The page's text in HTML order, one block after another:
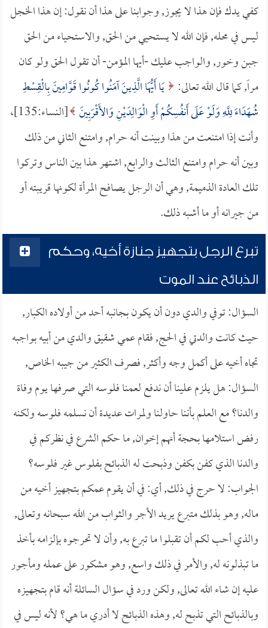
كفي يدك فإن هذا لا يجوز, وجوابنا على هذا أن نقول: إن هذا الخجل
ليس في محله, فإن الله لا يستحيي من الحق, والاستحياء من الحق
جبن وخور, والواجب عليك -أيها المؤمن- أن تقول الحق ولو كان
مراً, كما قال الله تعالى: يَا أَيُّهَا الَّذِينَ آمَنُوا كُونُوا قَوَّامِينَ بِالْقِسْطِ
شُهَدَاءَ لِلَّهِ وَلَوْ عَلَى أَنفُسِكُمْ أَوِ الْوَالِدَيْنِ وَالأَقْرَبِينَ
[النساء:135]،
وأنت إذا امتنعت من هذا وبينت أنه حرام, وامتنع الثاني من ذلك
وبين أنه حرام وامتنع الثالث والرابع, اشتهر هذا بين الناس وتركوا
تلك العادة الذميمة, وهي أن الرجل يصافح المرأة لكونها قريبته أو
من جيرانه أو ما أشبه ذلك.
تبرع الرجل بتجهيز جنازة أخيه، وحكم
الذبائح عند الموت
السؤال: توفي والدي دون أن يكون بجانبه أحد من أولاده الكبار,
حيث كانت والدتي في الحج, فقام عمي شقيق والدي من أبيه بواجبه
تجاه أخيه على أكمل وجه وأكثر, فصرف الكثير من جيبه الخاص,
السؤال: هل يلزم علينا أن ندفع لعمنا فلوسه التي صرفها يوم وفاة
والدنا؟ مع العلم بأننا حاولنا ولمرات عديدة أن نسلمه فلوسه ولكنه
رفض استلامها بحجة أنهم إخوان, ما حكم الشرع في نظركم في
والدنا الذي كفن بكفن وذبحت له الذبائح بفلوس غير فلوسه؟
الجواب: لا حرج في ذلك, أي: في أن يقوم عمكم بتجهيز أخيه من
ماله, وهو بذلك متبرع يريد الأجر والثواب من الله سبحانه وتعالى,
والذي أحب لكم أن تقبلوا ما تبرع به, وأن لا تحرجوه بإلزامه بأخذ
ما تبذلونه له, والأمر في ذلك واسع, وهو مشكور على عمله ومأجور
عليه إن شاء الله تعالى, ولكن ورد في سؤال السائلة أنه قام بتجهيزه
وبالذبائح التي تذبح له, وهذه الذبائح لا أدري ما هي؟ لأنه ليس في